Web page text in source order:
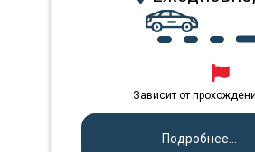
Зависит от
Подробнее...